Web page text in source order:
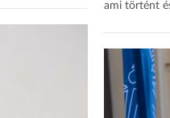
ami történt